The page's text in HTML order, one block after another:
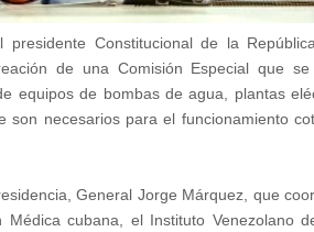
presidente Constitucional de la
de una Comisión Especial que
equipos de bombas de agua, plantas
son necesarios para el funcionamiento
General Jorge Márquez, que
cubana, el Instituto Venezolano